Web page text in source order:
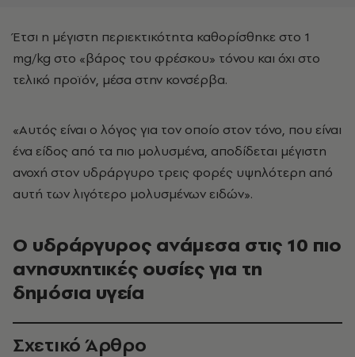
Έτσι η μέγιστη περιεκτικότητα καθορίσθηκε στο 1
mg/kg στο «βάρος του φρέσκου» τόνου και όχι στο
τελικό προϊόν, μέσα στην κονσέρβα.
«Αυτός είναι ο λόγος για τον οποίο στον τόνο, που είναι
ένα είδος από τα πιο μολυσμένα, αποδίδεται μέγιστη
ανοχή στον υδράργυρο τρεις φορές υψηλότερη από
αυτή των λιγότερο μολυσμένων ειδών».
Ο υδράργυρος ανάμεσα στις 10 πιο
ανησυχητικές ουσίες για τη
δημόσια υγεία
Σχετικό Άρθρο